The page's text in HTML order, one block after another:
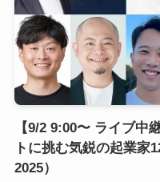
【9/2 9:00〜 ライブ中
トに挑む気鋭の起業家
2025）